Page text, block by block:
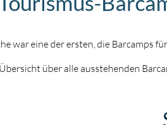
war eine der ersten, die Barcamps
über alle ausstehenden